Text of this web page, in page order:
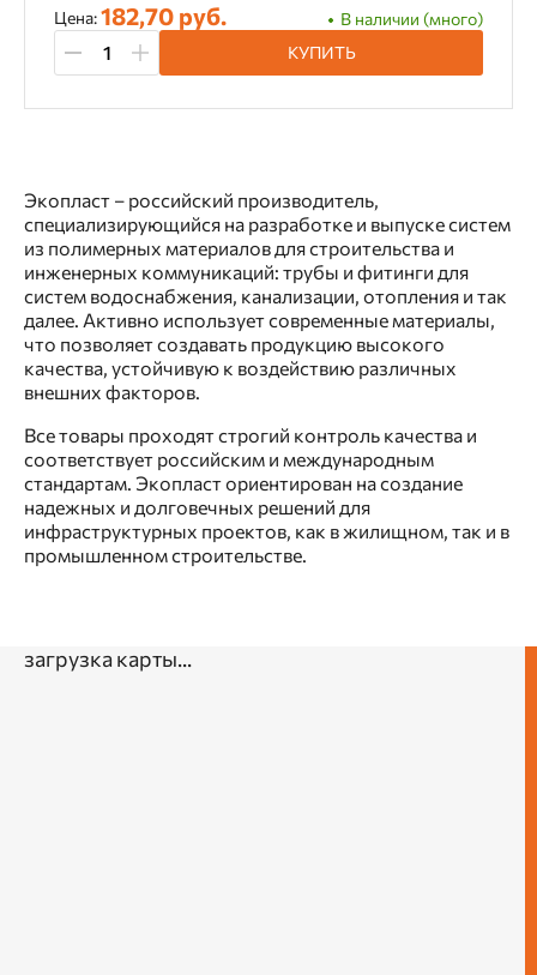
Цена:182,70 руб.
В наличии (много)
КУПИТЬ
Экопласт – российский производитель,
специализирующийся на разработке и выпуске систем
из полимерных материалов для строительства и
инженерных коммуникаций: трубы и фитинги для
систем водоснабжения, канализации, отопления и так
далее. Активно использует современные материалы,
что позволяет создавать продукцию высокого
качества, устойчивую к воздействию различных
внешних факторов.
Все товары проходят строгий контроль качества и
соответствует российским и международным
стандартам. Экопласт ориентирован на создание
надежных и долговечных решений для
инфраструктурных проектов, как в жилищном, так и в
промышленном строительстве.
загрузка карты...